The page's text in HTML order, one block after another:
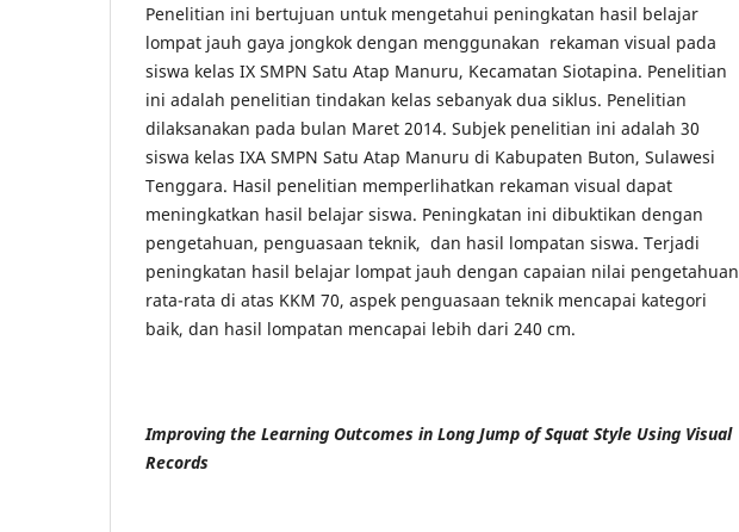
Penelitian ini bertujuan untuk mengetahui peningkatan hasil belajar
lompat jauh gaya jongkok dengan menggunakan rekaman visual pada
siswa kelas IX SMPN Satu Atap Manuru, Kecamatan Siotapina. Penelitian
ini adalah penelitian tindakan kelas sebanyak dua siklus. Penelitian
dilaksanakan pada bulan Maret 2014. Subjek penelitian ini adalah 30
siswa kelas IXA SMPN Satu Atap Manuru di Kabupaten Buton, Sulawesi
Tenggara. Hasil penelitian memperlihatkan rekaman visual dapat
meningkatkan hasil belajar siswa. Peningkatan ini dibuktikan dengan
pengetahuan, penguasaan teknik, dan hasil lompatan siswa. Terjadi
peningkatan hasil belajar lompat jauh dengan capaian nilai pengetahuan
rata-rata di atas KKM 70, aspek penguasaan teknik mencapai kategori
baik, dan hasil lompatan mencapai lebih dari 240 cm.
Improving the Learning Outcomes in Long Jump of Squat Style Using Visual
Records